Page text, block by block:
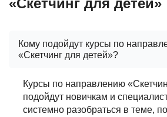
«Скетчинг для детей»
Кому подойдут курсы по
«Скетчинг для детей»?
Курсы по направлению
подойдут новичкам и
системно разобраться в теме,